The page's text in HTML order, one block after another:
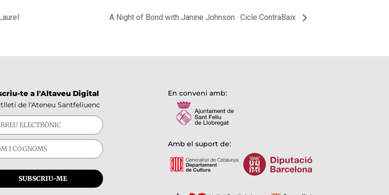
A Night of Bond with Janine Johnson · Cicle ContraBaix
te a l'Altaveu Digital
de l'Ateneu Santfeliuenc
En conveni amb:
Amb el suport de: